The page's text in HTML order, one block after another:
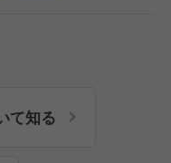
て知る